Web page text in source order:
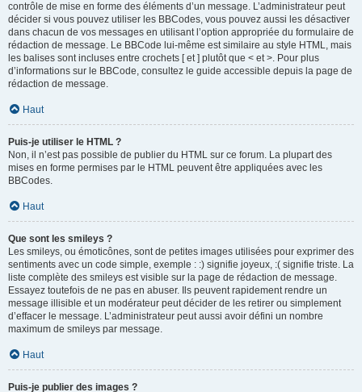
contrôle de mise en forme des éléments d’un message. L’administrateur peut
décider si vous pouvez utiliser les BBCodes, vous pouvez aussi les désactiver
dans chacun de vos messages en utilisant l’option appropriée du formulaire de
rédaction de message. Le BBCode lui-même est similaire au style HTML, mais
les balises sont incluses entre crochets [ et ] plutôt que < et >. Pour plus
d’informations sur le BBCode, consultez le guide accessible depuis la page de
rédaction de message.
Haut
Puis-je utiliser le HTML ?
Non, il n’est pas possible de publier du HTML sur ce forum. La plupart des
mises en forme permises par le HTML peuvent être appliquées avec les
BBCodes.
Haut
Que sont les smileys ?
Les smileys, ou émoticônes, sont de petites images utilisées pour exprimer des
sentiments avec un code simple, exemple : :) signifie joyeux, :( signifie triste. La
liste complète des smileys est visible sur la page de rédaction de message.
Essayez toutefois de ne pas en abuser. Ils peuvent rapidement rendre un
message illisible et un modérateur peut décider de les retirer ou simplement
d’effacer le message. L’administrateur peut aussi avoir défini un nombre
maximum de smileys par message.
Haut
Puis-je publier des images ?